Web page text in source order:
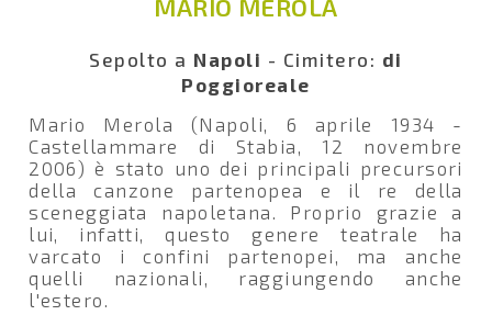
MARIO MEROLA
Sepolto a Napoli - Cimitero: di
Poggioreale
Mario Merola (Napoli, 6 aprile 1934 -
Castellammare di Stabia, 12 novembre
2006) è stato uno dei principali precursori
della canzone partenopea e il re della
sceneggiata napoletana. Proprio grazie a
lui, infatti, questo genere teatrale ha
varcato i confini partenopei, ma anche
quelli nazionali, raggiungendo anche
l'estero.